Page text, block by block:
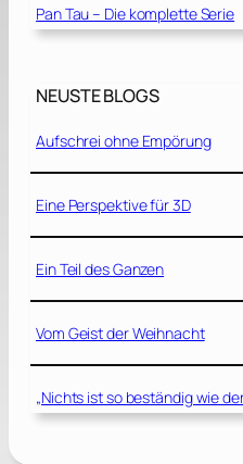
Pan Tau – Die komplette Serie
NEUSTE BLOGS
Aufschrei ohne Empörung
Eine Perspektive für 3D
Ein Teil des Ganzen
Vom Geist der Weihnacht
„Nichts ist so beständig wie